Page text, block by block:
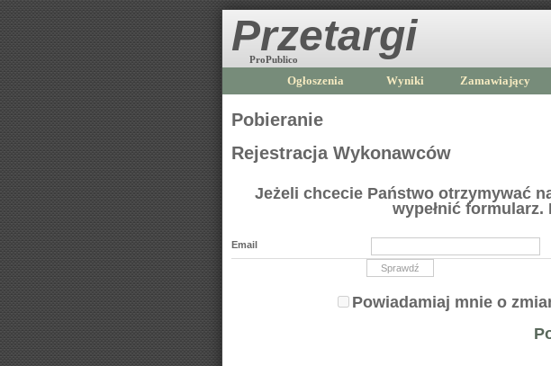
Przetargi
ProPublico
Ogłoszenia Wyniki Zamawiający
Pobieranie
Rejestracja Wykonawców
Jeżeli chcecie Państwo otrzymywać
wypełnić
Email
Powiadamiaj mnie o